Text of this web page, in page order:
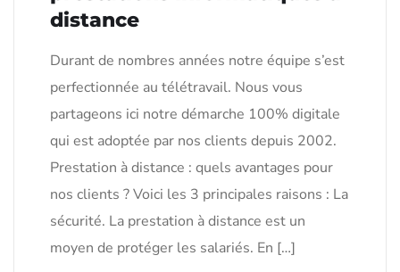
distance
Durant de nombres années notre équipe s’est
perfectionnée au télétravail. Nous vous
partageons ici notre démarche 100% digitale
qui est adoptée par nos clients depuis 2002.
Prestation à distance : quels avantages pour
nos clients ? Voici les 3 principales raisons : La
sécurité. La prestation à distance est un
moyen de protéger les salariés. En […]